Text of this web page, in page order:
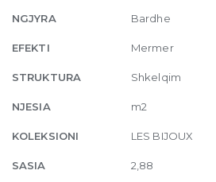
x
120
NGJYRA Bardhe
EFEKTI Mermer
STRUKTURA Shkelqim
NJESIA m2
KOLEKSIONI LES BIJOUX
SASIA 2,88